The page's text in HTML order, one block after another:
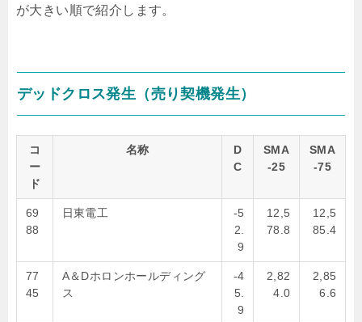
が大きい順で紹介します。
デッドクロス発生（売り契機発生）
コ
ー
ド
名称
D
C
SMA
-25
SMA
-75
69
88
日東電工
-5
2.
9
12,5
78.8
12,5
85.4
77
45
A＆Dホロンホールディング
ス
-4
5.
9
2,82
4.0
2,85
6.6